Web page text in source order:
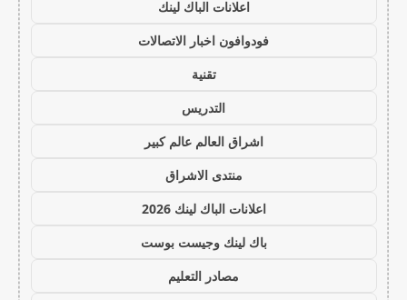
اعلانات الباك لينك
فودوافون اخبار الاتصالات
تقنية
التدريس
اشراق العالم عالم كبير
منتدى الاشراق
اعلانات الباك لينك 2026
باك لينك وجيست بوست
مصادر التعليم